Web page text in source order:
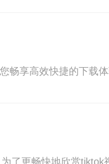
畅享高效快捷的下载体
了更畅快地欣赏